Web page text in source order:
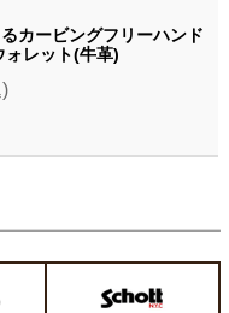
カービングフリーハンド
ォレット(牛革)